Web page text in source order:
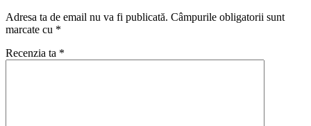
Adresa ta de email nu va fi publicată. Câmpurile obligatorii sunt
marcate cu *
Recenzia ta *